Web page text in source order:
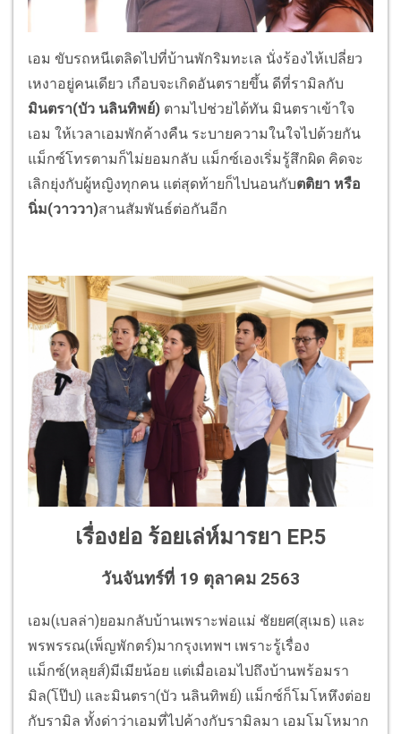
เอม ขับรถหนีเตลิดไปที่บ้านพักริมทะเล นั่งร้องไห้เปลี่ยว
เหงาอยู่คนเดียว เกือบจะเกิดอันตรายขึ้น ดีที่รามิลกับ
มินตรา(บัว นลินทิพย์) ตามไปช่วยได้ทัน มินตราเข้าใจ
เอม ให้เวลาเอมพักค้างคืน ระบายความในใจไปด้วยกัน
แม็กซ์โทรตามก็ไม่ยอมกลับ แม็กซ์เองเริ่มรู้สึกผิด คิดจะ
เลิกยุ่งกับผู้หญิงทุกคน แต่สุดท้ายก็ไปนอนกับตติยา หรือ
นิ่ม(วาววา)สานสัมพันธ์ต่อกันอีก
เรื่องย่อ ร้อยเล่ห์มารยา EP.5
วันจันทร์ที่ 19 ตุลาคม 2563
เอม(เบลล่า)ยอมกลับบ้านเพราะพ่อแม่ ชัยยศ(สุเมธ) และ
พรพรรณ(เพ็ญพักตร์)มากรุงเทพฯ เพราะรู้เรื่อง
แม็กซ์(หลุยส์)มีเมียน้อย แต่เมื่อเอมไปถึงบ้านพร้อมรา
มิล(โป๊ป) และมินตรา(บัว นลินทิพย์) แม็กซ์ก็โมโหหึงต่อย
กับรามิล ทั้งด่าว่าเอมที่ไปค้างกับรามิลมา เอมโมโหมาก